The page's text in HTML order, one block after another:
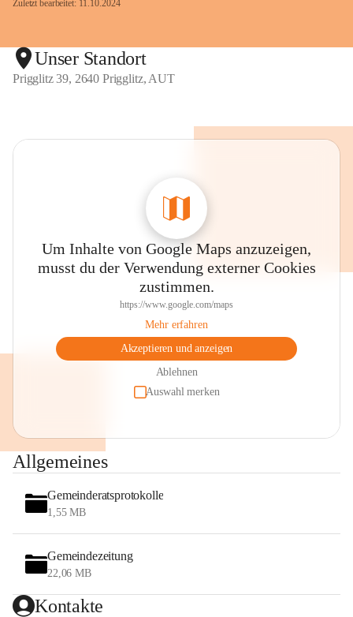
Zuletzt bearbeitet: 11.10.2024
Unser Standort
Prigglitz 39, 2640 Prigglitz, AUT
Um Inhalte von Google Maps anzuzeigen,
musst du der Verwendung externer Cookies
zustimmen.
https://www.google.com/maps
Mehr erfahren
Akzeptieren und anzeigen
Ablehnen
Auswahl merken
Allgemeines
Gemeinderatsprotokolle
1,55 MB
Gemeindezeitung
22,06 MB
Kontakte